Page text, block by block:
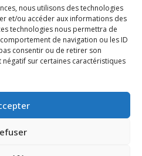
nous utilisons des technologies
et/ou accéder aux informations des
technologies nous permettra de
de navigation ou les ID
consentir ou de retirer son
sur certaines caractéristiques